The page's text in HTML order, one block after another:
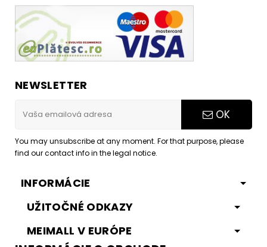
NEWSLETTER
OK
You may unsubscribe at any moment. For that purpose, please
find our contact info in the legal notice.
INFORMÁCIE
UŽITOČNÉ ODKAZY
MEIMALL V EURÓPE